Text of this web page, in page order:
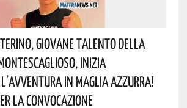
Giovane Talento Della
Inizia
In Maglia Azzurra!
La Convocazione